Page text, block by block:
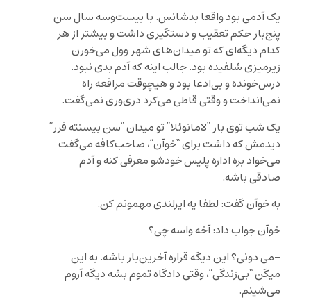
یک آدمی بود واقعا بدشانس. با بیست‌وسه سال سن
پنج‌بار حکم تعقیب و دستگیری داشت و بیشتر از هر
کدام دیگه‌ای که تو میدان‌های شهر وول می‌خورن
زیرمیزی سُلفیده بود. جالب اینه که آدم بدی نبود.
درس‌خونده و بی‌ادعا بود و هیچوقت مرافعه راه
نمی‌انداخت و وقتی قاطی می‌کرد دری‌وری نمی‌گفت.
یک شب توی بار “لامانوئلا” تو میدان “سن بیسنته فرر”
دیدمش که داشت برای “خوآن”، صاحب‌کافه می‌گفت
می‌خواد بره اداره پلیس خودشو معرفی کنه و آدم
صادقی باشه.
به خوآن گفت: لطفا یه ایرلندی مهمونم کن.
خوآن جواب داد: آخه واسه چی؟
-می دونی؟ این دیگه قراره آخرین‌بار باشه. به این
میگن “بی‌زندگی”، وقتی دادگاه تموم بشه دیگه آروم
می‌شینم.